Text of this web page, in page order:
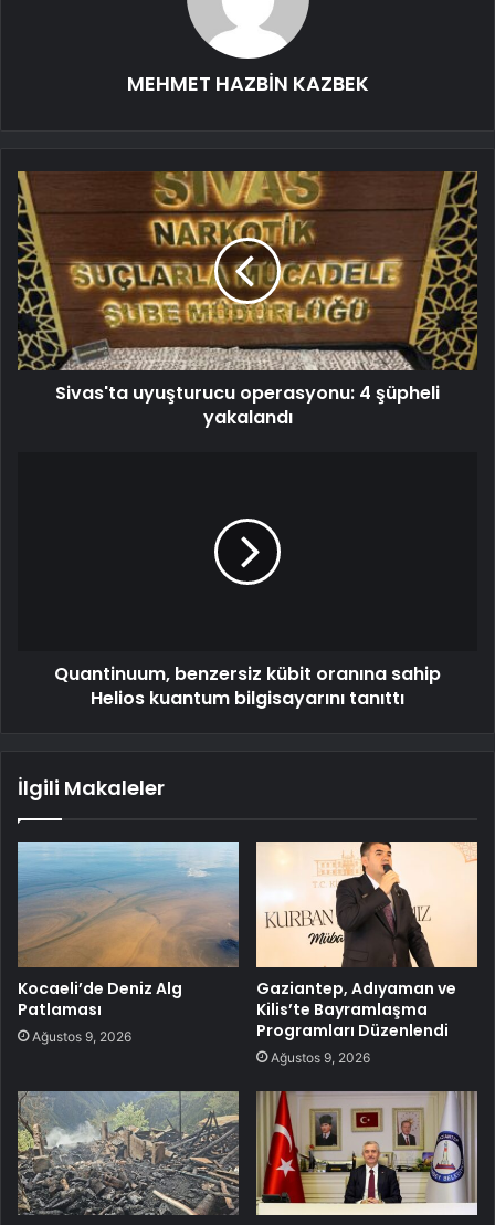
MEHMET HAZBİN KAZBEK
Sivas'ta uyuşturucu operasyonu: 4 şüpheli
yakalandı
Quantinuum, benzersiz kübit oranına sahip
Helios kuantum bilgisayarını tanıttı
İlgili Makaleler
Kocaeli’de Deniz Alg
Patlaması
Ağustos 9, 2026
Gaziantep, Adıyaman ve
Kilis’te Bayramlaşma
Programları Düzenlendi
Ağustos 9, 2026